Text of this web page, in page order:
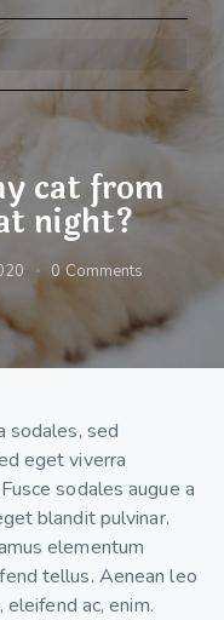
cat from
night?
0 Comments
sodales, sed
eget viverra
sodales augue a
blandit pulvinar.
elementum
tellus. Aenean leo
ac, enim.